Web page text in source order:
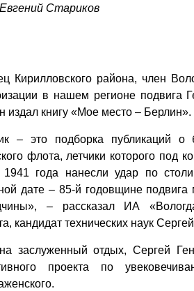
Евгений Стариков
Кирилловского района, член
в нашем регионе подвига
издал книгу «Мое место – Берлин».
– это подборка публикаций о
флота, летчики которого под
1941 года нанесли удар по
дате – 85-й годовщине подвига
– рассказал ИА
кандидат технических наук
заслуженный отдых, Сергей
проекта по